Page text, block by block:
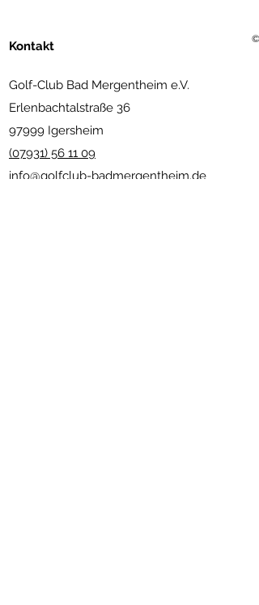
Kontakt
Golf-Club Bad Mergentheim e.V.
Erlenbachtalstraße 36
97999 Igersheim
(07931) 56 11 09
info@golfclub-badmergentheim.de